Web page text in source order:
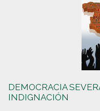
DEMOCRACIA
INDIGNACIÓN